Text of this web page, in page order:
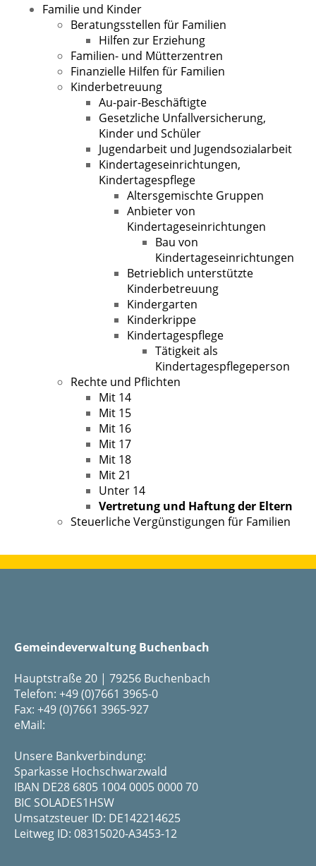
Familie und Kinder
Beratungsstellen für Familien
Hilfen zur Erziehung
Familien- und Mütterzentren
Finanzielle Hilfen für Familien
Kinderbetreuung
Au-pair-Beschäftigte
Gesetzliche Unfallversicherung,
Kinder und Schüler
Jugendarbeit und Jugendsozialarbeit
Kindertageseinrichtungen,
Kindertagespflege
Altersgemischte Gruppen
Anbieter von
Kindertageseinrichtungen
Bau von
Kindertageseinrichtungen
Betrieblich unterstützte
Kinderbetreuung
Kindergarten
Kinderkrippe
Kindertagespflege
Tätigkeit als
Kindertagespflegeperson
Rechte und Pflichten
Mit 14
Mit 15
Mit 16
Mit 17
Mit 18
Mit 21
Unter 14
Vertretung und Haftung der Eltern
Steuerliche Vergünstigungen für Familien
Gemeindeverwaltung Buchenbach
Hauptstraße 20 | 79256 Buchenbach
Telefon: +49 (0)7661 3965-0
Fax: +49 (0)7661 3965-927
eMail:
Unsere Bankverbindung:
Sparkasse Hochschwarzwald
IBAN DE28 6805 1004 0005 0000 70
BIC SOLADES1HSW
Umsatzsteuer ID: DE142214625
Leitweg ID: 08315020-A3453-12